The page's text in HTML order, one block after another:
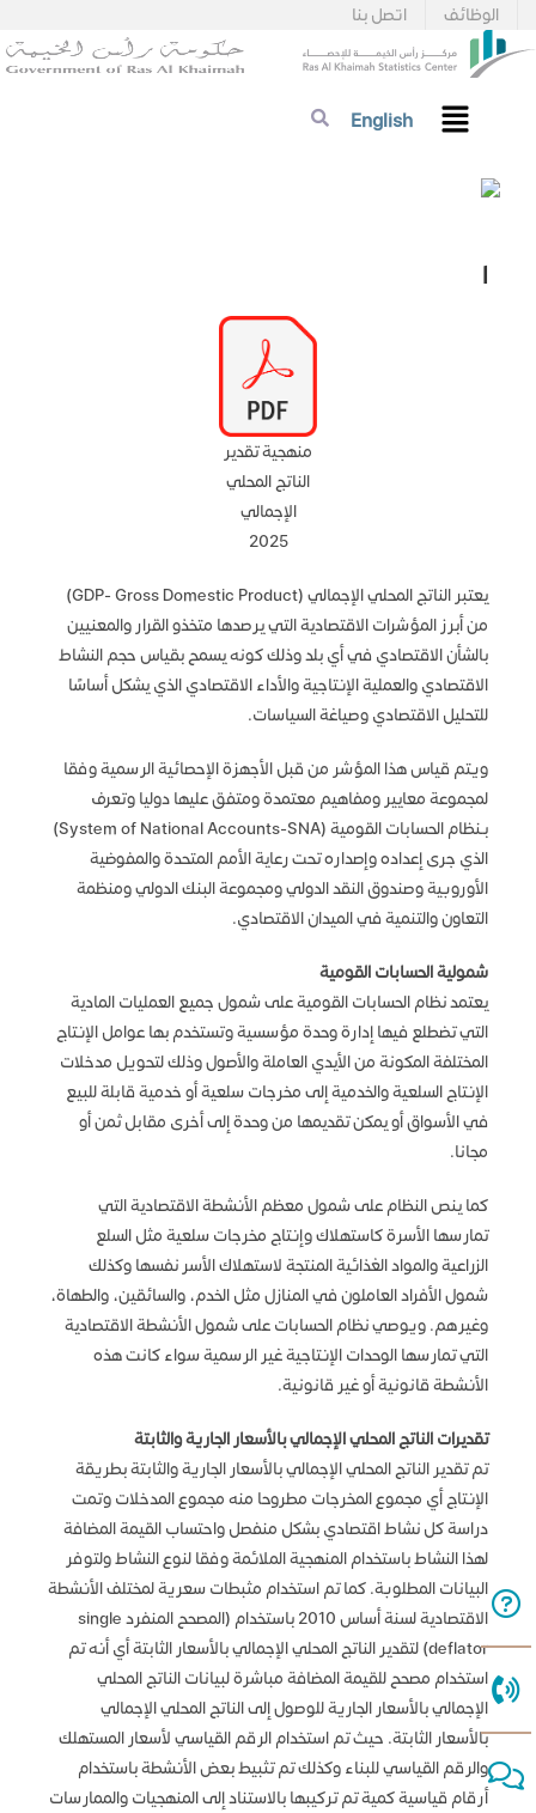
اتصل بنا الوظائف
English
ا
منهجية تقدير
الناتج المحلي
الإجمالي
2025
يعتبر الناتج المحلي الإجمالي (GDP- Gross Domestic Product)
من أبرز المؤشرات الاقتصادية التي يرصدها متخذو القرار والمعنيين
بالشأن الاقتصادي في أي بلد وذلك كونه يسمح بقياس حجم النشاط
الاقتصادي والعملية الإنتاجية والأداء الاقتصادي الذي يشكل أساسًا
للتحليل الاقتصادي وصياغة السياسات.
ويتم قياس هذا المؤشر من قبل الأجهزة الإحصائية الرسمية وفقا
لمجموعة معايير ومفاهيم معتمدة ومتفق عليها دوليا وتعرف
بـنظام الحسابات القومية (System of National Accounts-SNA)
الذي جرى إعداده وإصداره تحت رعاية الأمم المتحدة والمفوضية
الأوروبية وصندوق النقد الدولي ومجموعة البنك الدولي ومنظمة
التعاون والتنمية في الميدان الاقتصادي.
​شمولية الحسابات القومية
يعتمد نظام الحسابات القومية على شمول جميع العمليات المادية
التي تضطلع فيها إدارة وحدة مؤسسية وتستخدم بها عوامل الإنتاج
المختلفة المكونة من الأيدي العاملة والأصول وذلك لتحويل مدخلات
الإنتاج السلعية والخدمية إلى مخرجات سلعية أو خدمية قابلة للبيع
في الأسواق أو يمكن تقديمها من وحدة إلى أخرى مقابل ثمن أو
مجانا.
كما ينص النظام على شمول معظم الأنشطة الاقتصادية التي
تمارسها الأسرة كاستهلاك وإنتاج مخرجات سلعية مثل السلع
الزراعية والمواد الغذائية المنتجة لاستهلاك الأسر نفسها وكذلك
شمول الأفراد العاملون في المنازل مثل الخدم، والسائقين، والطهاة،
وغيرهم. ويوصي نظام الحسابات على شمول الأنشطة الاقتصادية
التي تمارسها الوحدات الإنتاجية غير الرسمية سواء كانت هذه
الأنشطة قانونية أو غير قانونية.
تقديرات الناتج المحلي الإجمالي بالأسعار الجارية والثابتة
تم تقدير الناتج المحلي الإجمالي بالأسعار الجارية والثابتة بطريقة
الإنتاج أي مجموع المخرجات مطروحا منه مجموع المدخلات وتمت
دراسة كل نشاط اقتصادي بشكل منفصل واحتساب القيمة المضافة
لهذا النشاط باستخدام المنهجية الملائمة وفقا لنوع النشاط ولتوفر
البيانات المطلوبة. كما تم استخدام مثبطات سعرية لمختلف الأنشطة
الاقتصادية لسنة أساس 2010 باستخدام (المصحح المنفرد single
deflator) لتقدير الناتج المحلي الإجمالي بالأسعار الثابتة أي أنه تم
استخدام مصحح للقيمة المضافة مباشرة لبيانات الناتج المحلي
الإجمالي بالأسعار الجارية للوصول إلى الناتج المحلي الإجمالي
بالأسعار الثابتة. حيث تم استخدام الرقم القياسي لأسعار المستهلك
والرقم القياسي للبناء وكذلك تم تثبيط بعض الأنشطة باستخدام
أرقام قياسية كمية تم تركيبها بالاستناد إلى المنهجيات والممارسات